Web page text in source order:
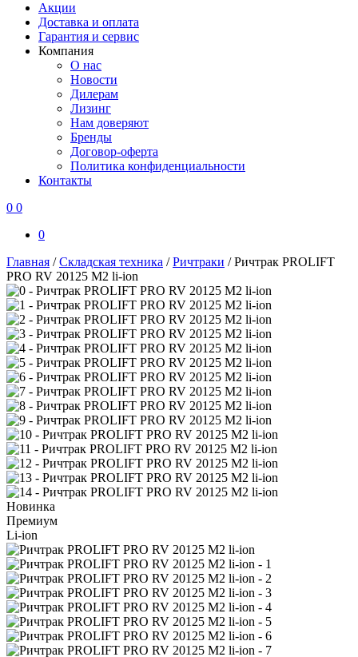
Акции
Доставка и оплата
Гарантия и сервис
Компания
О нас
Новости
Дилерам
Лизинг
Нам доверяют
Бренды
Договор-оферта
Политика конфиденциальности
Контакты
0 0
0
Главная /Складская техника /Ричтраки /Ричтрак PROLIFT
PRO RV 20125 M2 li-ion
Новинка
Премиум
Li-ion